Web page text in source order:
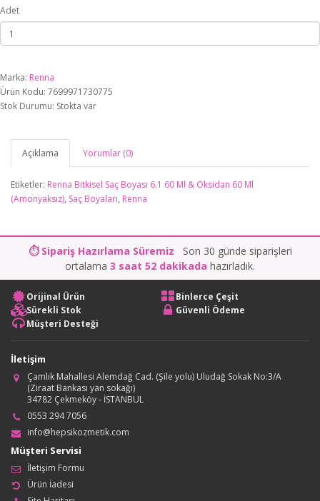
Adet
Marka: Renna
Ürün Kodu: 7699971730775
Stok Durumu: Stokta var
Açıklama Yorumlar (0)
Etiketler: Renna Bitkisel Saç Boyası 6.1 60 Ml & Oksidan 60 Ml
(Amonyaksız), Saç Boyaları, Renna
⏱ Sipariş Hazırlama Süremiz Son 30 günde siparişleri
ortalama 3 saat 52 dakikada hazırladık.
Orijinal Ürün
Binlerce Çeşit
Sürekli Stok
Güvenli Ödeme
Müşteri Desteği
İletişim
Çamlık Mahallesi Alemdağ Cad. (Şile yolu) Uludağ Sokak No:3/A
(Ziraat Bankası yan sokağı)
34782 Çekmeköy - İSTANBUL
0553 294 7056
info@hepsikozmetik.com
Müşteri Servisi
İletişim Formu
Ürün İadesi